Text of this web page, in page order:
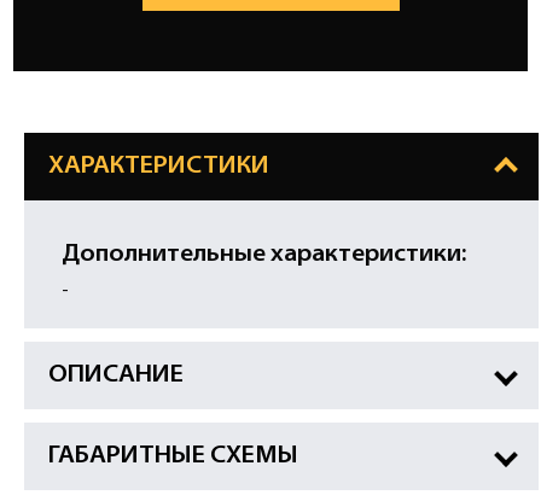
ХАРАКТЕРИСТИКИ
Дополнительные характеристики:
-
ОПИСАНИЕ
ГАБАРИТНЫЕ СХЕМЫ